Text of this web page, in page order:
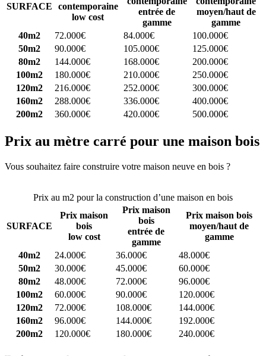
SURFACE
contemporaine
low cost
entrée de
gamme
moyen/haut de
gamme
40m2
72.000€ 84.000€
100.000€
50m2
90.000€ 105.000€
125.000€
80m2
144.000€ 168.000€
200.000€
100m2
180.000€ 210.000€
250.000€
120m2
216.000€ 252.000€
300.000€
160m2
288.000€ 336.000€
400.000€
200m2
360.000€ 420.000€ 500.000€
Prix au mètre carré pour une maison bois
Vous souhaitez faire construire votre maison neuve en bois ?
Prix au m2 pour la construction d’une maison en bois
SURFACE
Prix maison
bois
low cost
Prix maison
bois
entrée de
gamme
Prix maison bois
moyen/haut de
gamme
40m2
24.000€ 36.000€
48.000€
50m2
30.000€ 45.000€
60.000€
80m2
48.000€ 72.000€
96.000€
100m2
60.000€ 90.000€
120.000€
120m2
72.000€ 108.000€
144.000€
160m2
96.000€ 144.000€
192.000€
200m2
120.000€ 180.000€ 240.000€